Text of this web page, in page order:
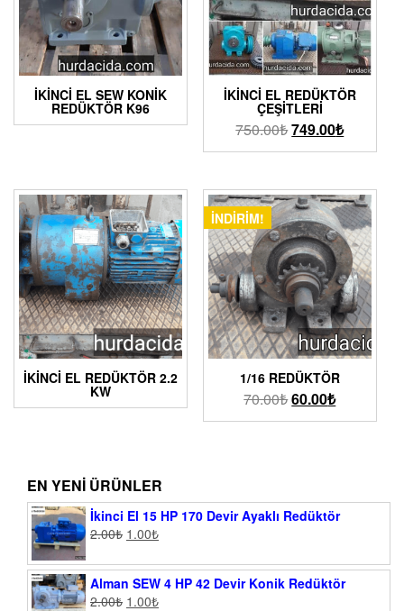
İKINCI EL SEW KONIK
REDÜKTÖR K96
İKINCI EL REDÜKTÖR
ÇEŞITLERI
750.00₺749.00₺
İKİNCİ EL REDÜKTÖR 2.2
KW
İNDIRIM!
1/16 REDÜKTÖR
70.00₺60.00₺
EN YENI ÜRÜNLER
İkinci El 15 HP 170 Devir Ayaklı Redüktör
2.00₺ 1.00₺
Alman SEW 4 HP 42 Devir Konik Redüktör
2.00₺ 1.00₺